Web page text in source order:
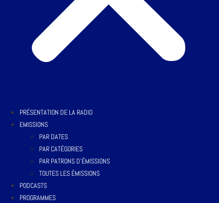
PRÉSENTATION DE LA RADIO
EMISSIONS
PAR DATES
PAR CATÉGORIES
PAR PATRONS D’ÉMISSIONS
TOUTES LES ÉMISSIONS
PODCASTS
PROGRAMMES